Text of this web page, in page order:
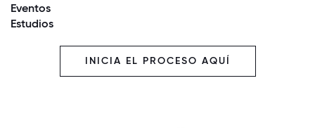
Eventos
Estudios
INICIA EL PROCESO AQUÍ